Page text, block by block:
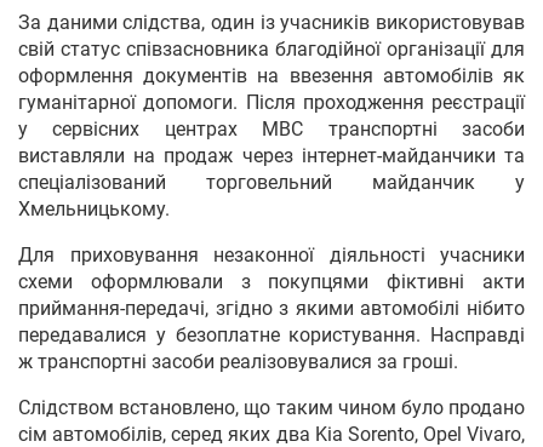
За даними слідства, один із учасників використовував
свій статус співзасновника благодійної організації для
оформлення документів на ввезення автомобілів як
гуманітарної допомоги. Після проходження реєстрації
у сервісних центрах МВС транспортні засоби
виставляли на продаж через інтернет-майданчики та
спеціалізований торговельний майданчик у
Хмельницькому.
Для приховування незаконної діяльності учасники
схеми оформлювали з покупцями фіктивні акти
приймання-передачі, згідно з якими автомобілі нібито
передавалися у безоплатне користування. Насправді
ж транспортні засоби реалізовувалися за гроші.
Слідством встановлено, що таким чином було продано
сім автомобілів, серед яких два Kia Sorento, Opel Vivaro,